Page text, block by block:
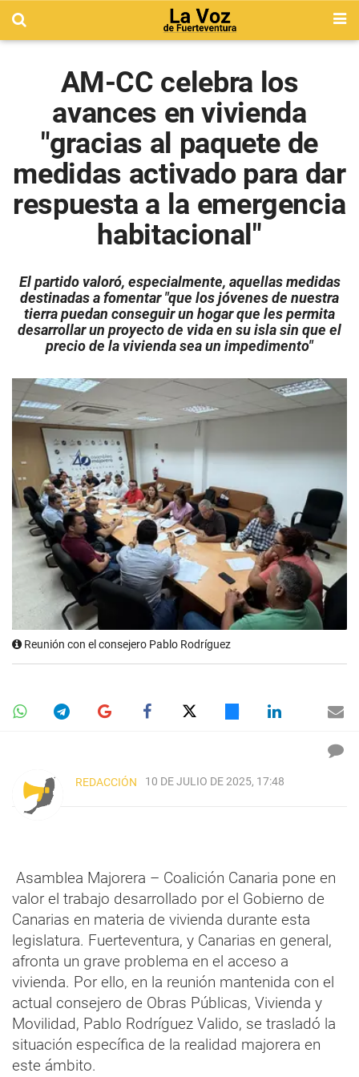
AM-CC celebra los
avances en vivienda
"gracias al paquete de
medidas activado para dar
respuesta a la emergencia
habitacional"
El partido valoró, especialmente, aquellas medidas
destinadas a fomentar "que los jóvenes de nuestra
tierra puedan conseguir un hogar que les permita
desarrollar un proyecto de vida en su isla sin que el
precio de la vivienda sea un impedimento"
Reunión con el consejero Pablo Rodríguez
REDACCIÓN 10 DE JULIO DE 2025, 17:48
Asamblea Majorera – Coalición Canaria pone en
valor el trabajo desarrollado por el Gobierno de
Canarias en materia de vivienda durante esta
legislatura. Fuerteventura, y Canarias en general,
afronta un grave problema en el acceso a
vivienda. Por ello, en la reunión mantenida con el
actual consejero de Obras Públicas, Vivienda y
Movilidad, Pablo Rodríguez Valido, se trasladó la
situación específica de la realidad majorera en
este ámbito.